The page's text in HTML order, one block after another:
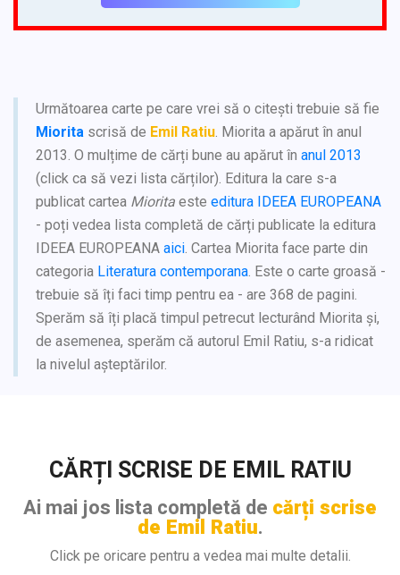
Următoarea carte pe care vrei să o citești trebuie să fie
Miorita scrisă de Emil Ratiu. Miorita a apărut în anul
2013. O mulțime de cărți bune au apărut în anul 2013
(click ca să vezi lista cărților). Editura la care s-a
publicat cartea Miorita este editura IDEEA EUROPEANA
- poți vedea lista completă de cărți publicate la editura
IDEEA EUROPEANA aici. Cartea Miorita face parte din
categoria Literatura contemporana. Este o carte groasă -
trebuie să îți faci timp pentru ea - are 368 de pagini.
Sperăm să îți placă timpul petrecut lecturând Miorita și,
de asemenea, sperăm că autorul Emil Ratiu, s-a ridicat
la nivelul așteptărilor.
CĂRȚI SCRISE DE EMIL RATIU
Ai mai jos lista completă de cărți scrise
de Emil Ratiu.
Click pe oricare pentru a vedea mai multe detalii.